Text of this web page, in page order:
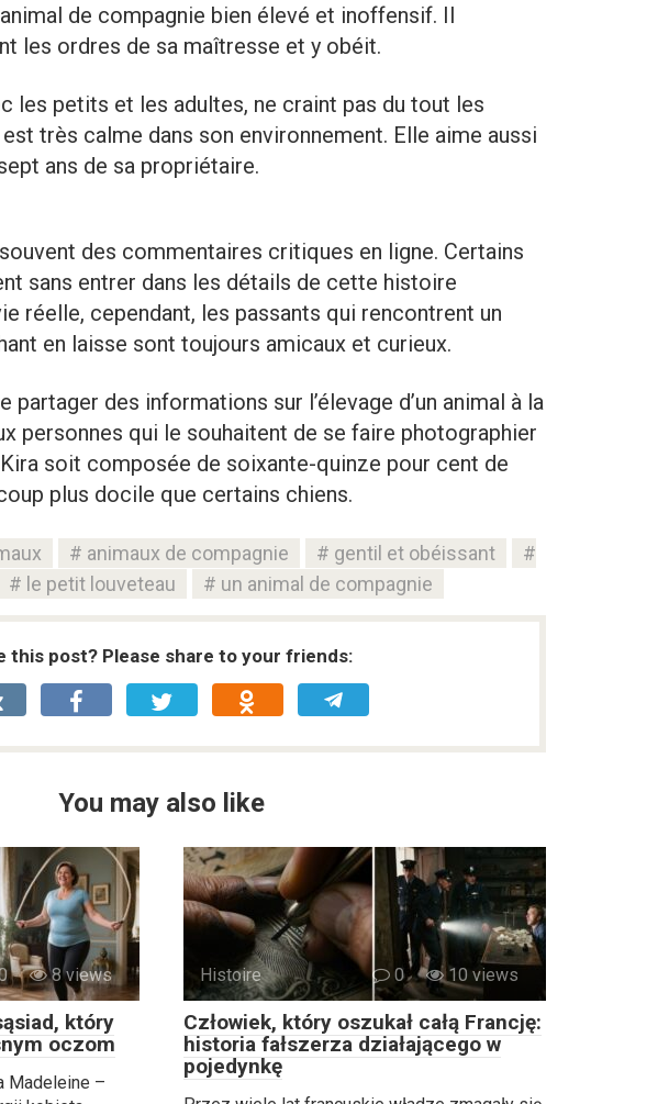
de compagnie bien élevé et inoffensif. Il
les ordres de sa maîtresse et y obéit.
les petits et les adultes, ne craint pas du tout les
très calme dans son environnement. Elle aime aussi
ans de sa propriétaire.
des commentaires critiques en ligne. Certains
sans entrer dans les détails de cette histoire
réelle, cependant, les passants qui rencontrent un
en laisse sont toujours amicaux et curieux.
partager des informations sur l’élevage d’un animal à la
personnes qui le souhaitent de se faire photographier
soit composée de soixante-quinze pour cent de
plus docile que certains chiens.
animaux de compagnie
gentil et obéissant
le petit louveteau un animal de compagnie
this post? Please share to your friends:
You may also like
8 views
który
oczom
Madeleine –
Histoire 0 10 views
Człowiek, który oszukał całą Francję:
historia fałszerza działającego w
pojedynkę